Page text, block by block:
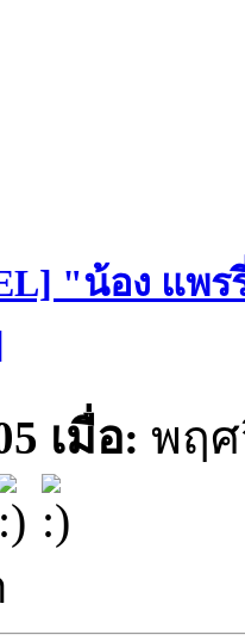
"น้อง แพ
เมื่อ: พฤศ